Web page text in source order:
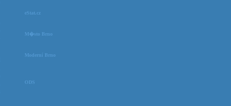
eStat.cz
M�sto Brno
Moderní Brno
ODS